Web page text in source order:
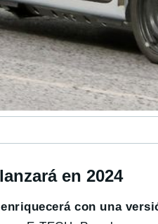
en 2024
enriquecerá con una